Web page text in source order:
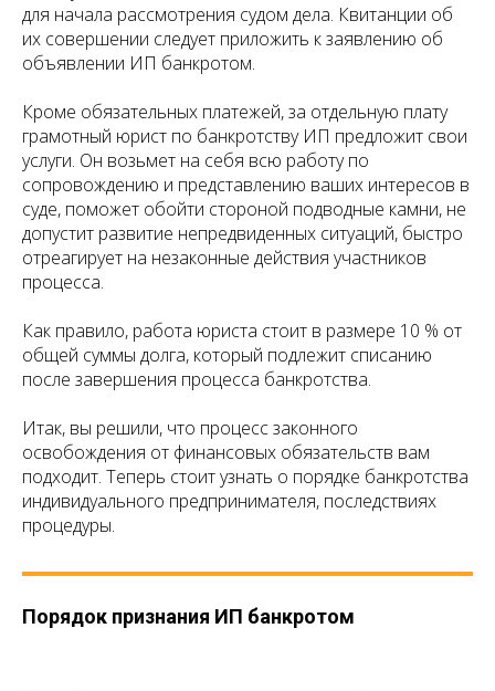
для начала рассмотрения судом дела. Квитанции об
их совершении следует приложить к заявлению об
объявлении ИП банкротом.
Кроме обязательных платежей, за отдельную плату
грамотный юрист по банкротству ИП предложит свои
услуги. Он возьмет на себя всю работу по
сопровождению и представлению ваших интересов в
суде, поможет обойти стороной подводные камни, не
допустит развитие непредвиденных ситуаций, быстро
отреагирует на незаконные действия участников
процесса.
Как правило, работа юриста стоит в размере 10 % от
общей суммы долга, который подлежит списанию
после завершения процесса банкротства.
Итак, вы решили, что процесс законного
освобождения от финансовых обязательств вам
подходит. Теперь стоит узнать о порядке банкротства
индивидуального предпринимателя, последствиях
процедуры.
Порядок признания ИП банкротом